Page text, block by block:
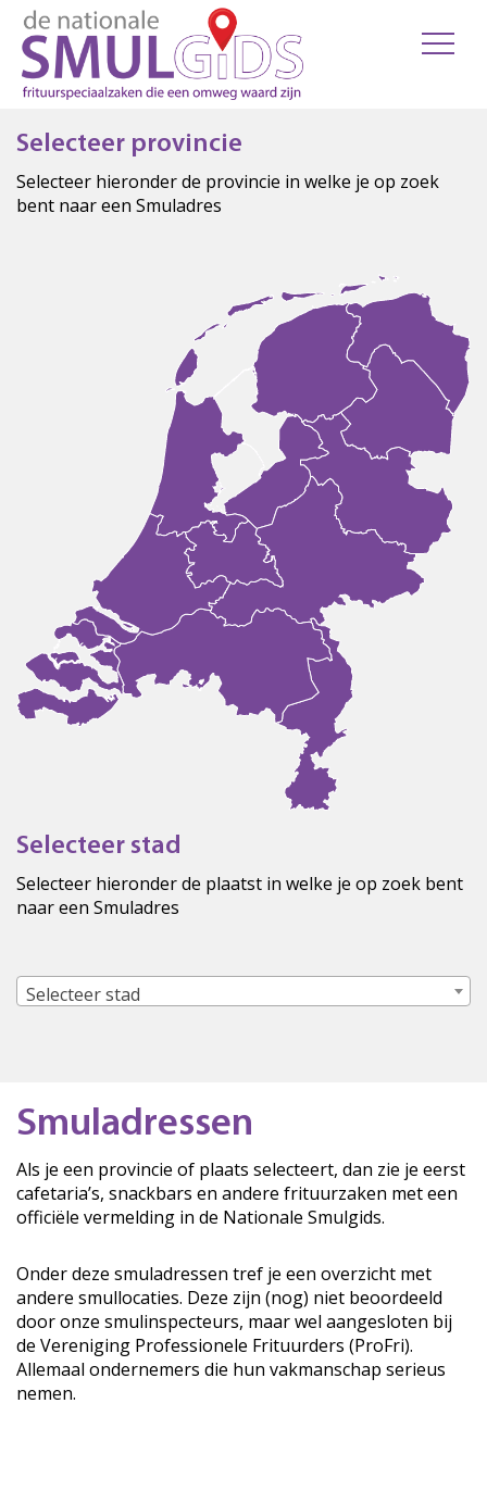
Selecteer provincie
Selecteer hieronder de provincie in welke je op zoek
bent naar een Smuladres
Selecteer stad
Selecteer hieronder de plaatst in welke je op zoek bent
naar een Smuladres
Selecteer stad
Smuladressen
Als je een provincie of plaats selecteert, dan zie je eerst
cafetaria’s, snackbars en andere frituurzaken met een
officiële vermelding in de Nationale Smulgids.
Onder deze smuladressen tref je een overzicht met
andere smullocaties. Deze zijn (nog) niet beoordeeld
door onze smulinspecteurs, maar wel aangesloten bij
de Vereniging Professionele Frituurders (ProFri).
Allemaal ondernemers die hun vakmanschap serieus
nemen.